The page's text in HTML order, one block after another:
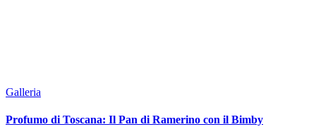
Galleria
Profumo di Toscana: Il Pan di Ramerino con il Bimby